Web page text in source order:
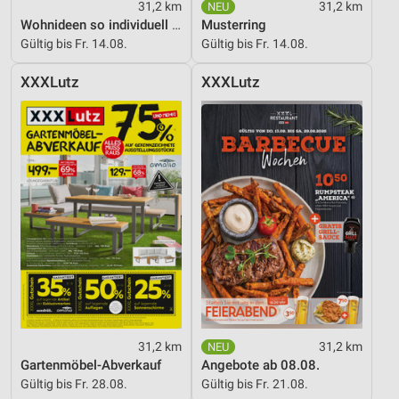
31,2 km
Wohnideen so individuell wie du!
Gültig bis Fr. 14.08.
31,2 km
Musterring
Gültig bis Fr. 14.08.
XXXLutz
31,2 km
Gartenmöbel-Abverkauf
Gültig bis Fr. 28.08.
XXXLutz
31,2 km
Angebote ab 08.08.
Gültig bis Fr. 21.08.
IAB-Besonderheiten:
Geräte anhand von aktiv angeforderten
Informationen identifizieren
Nicht-IAB-Verarbeitungszwecke:
Notwendig
Performance
Funktional
Werbung